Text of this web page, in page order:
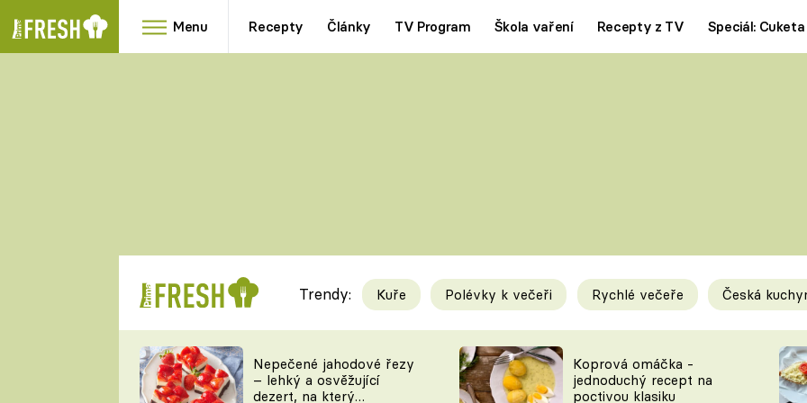
Menu Recepty Články TV Program Škola vaření Recepty z TV Speciál: Cuketa
RYCHLOVKY
Videorecepty
TEĎ VAŘÍ ŠÉF!
Tipy a triky
KAM ZA JÍDLEM
Trendy: Kuře Polévky k večeři Rychlé večeře Česká
Nepečené jahodové řezy
– lehký a osvěžující
dezert, na který
Koprová omáčka -
jednoduchý recept na
poctivou klasiku